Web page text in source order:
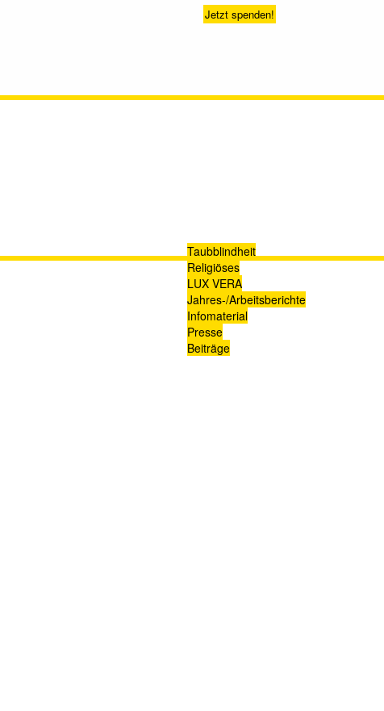
Jetzt spenden!
Taubblindheit
Religiöses
LUX VERA
Jahres-/​Arbeitsberichte
Infomaterial
Presse
Beiträge